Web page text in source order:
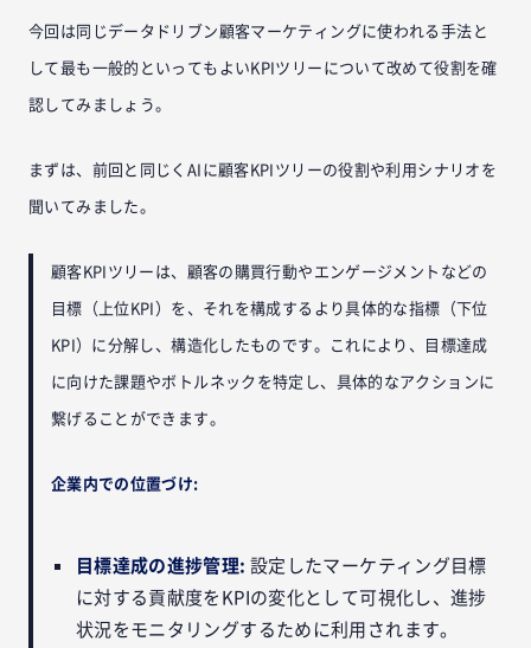
今回は同じデータドリブン顧客マーケティングに使われる手法と
して最も一般的といってもよいKPIツリーについて改めて役割を確
認してみましょう。
まずは、前回と同じくAIに顧客KPIツリーの役割や利用シナリオを
聞いてみました。
顧客KPIツリーは、顧客の購買行動やエンゲージメントなどの
目標（上位KPI）を、それを構成するより具体的な指標（下位
KPI）に分解し、構造化したものです。これにより、目標達成
に向けた課題やボトルネックを特定し、具体的なアクションに
繋げることができます。
企業内での位置づけ:
目標達成の進捗管理: 設定したマーケティング目標
に対する貢献度をKPIの変化として可視化し、進捗
状況をモニタリングするために利用されます。